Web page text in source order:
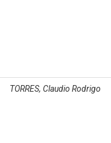
TORRES, Claudio Rodrigo